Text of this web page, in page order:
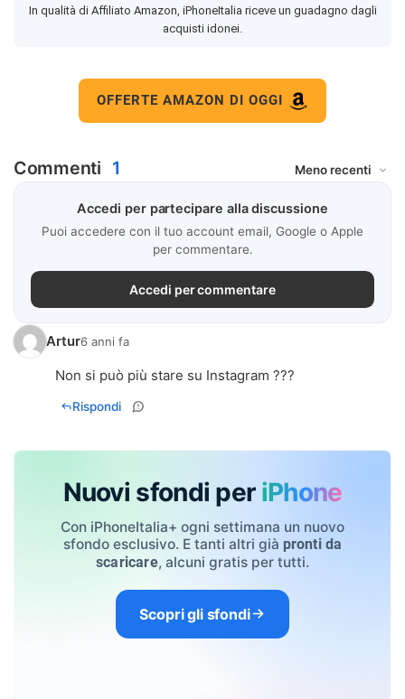
In qualità di Affiliato Amazon, iPhoneItalia riceve un guadagno dagli
acquisti idonei.
OFFERTE AMAZON DI OGGI
Commenti 1
Accedi per partecipare alla discussione
Puoi accedere con il tuo account email, Google o Apple
per commentare.
Accedi per commentare
Artur6 anni fa
Non si può più stare su Instagram ???
Rispondi
Nuovi sfondi per iPhone
Con iPhoneItalia+ ogni settimana un nuovo
sfondo esclusivo. E tanti altri già pronti da
scaricare, alcuni gratis per tutti.
Scopri gli sfondi